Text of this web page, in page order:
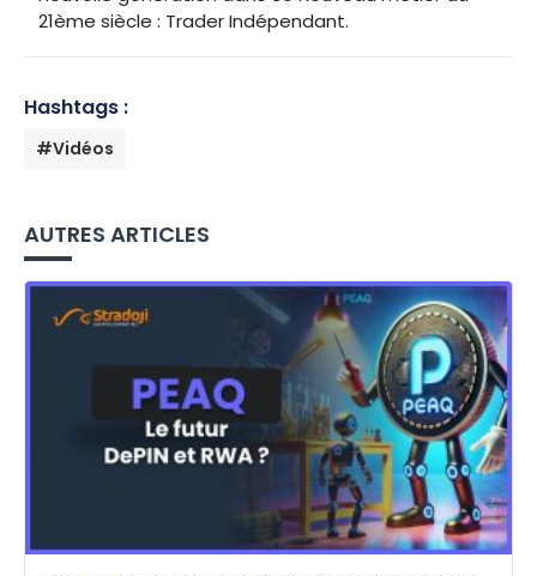
21ème siècle : Trader Indépendant.
Hashtags :
#Vidéos
AUTRES ARTICLES